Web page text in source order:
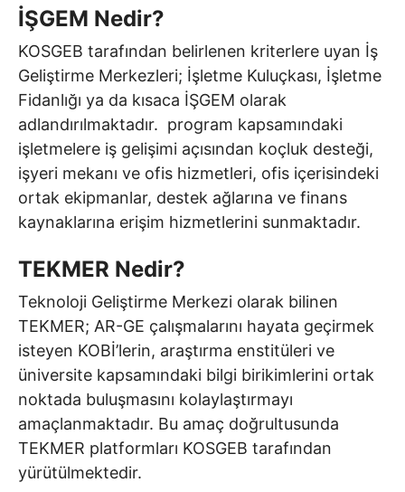
İŞGEM Nedir?
KOSGEB tarafından belirlenen kriterlere uyan İş
Geliştirme Merkezleri; İşletme Kuluçkası, İşletme
Fidanlığı ya da kısaca İŞGEM olarak
adlandırılmaktadır. program kapsamındaki
işletmelere iş gelişimi açısından koçluk desteği,
işyeri mekanı ve ofis hizmetleri, ofis içerisindeki
ortak ekipmanlar, destek ağlarına ve finans
kaynaklarına erişim hizmetlerini sunmaktadır.
TEKMER Nedir?
Teknoloji Geliştirme Merkezi olarak bilinen
TEKMER; AR-GE çalışmalarını hayata geçirmek
isteyen KOBİ’lerin, araştırma enstitüleri ve
üniversite kapsamındaki bilgi birikimlerini ortak
noktada buluşmasını kolaylaştırmayı
amaçlanmaktadır. Bu amaç doğrultusunda
TEKMER platformları KOSGEB tarafından
yürütülmektedir.